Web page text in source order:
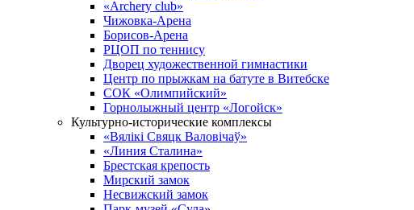
«Archery club»
Чижовка-Арена
Борисов-Арена
РЦОП по теннису
Дворец художественной гимнастики
Центр по прыжкам на батуте в Витебске
СОК «Олимпийский»
Горнолыжный центр «Логойск»
Культурно-исторические комплексы
«Вялікі Свяцк Валовічаў»
«Линия Сталина»
Брестская крепость
Мирский замок
Несвижский замок